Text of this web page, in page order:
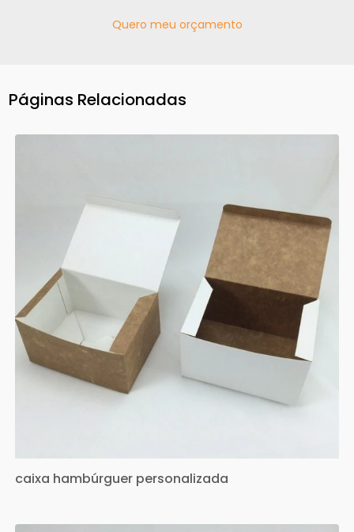
Quero meu orçamento
Páginas Relacionadas
caixa hambúrguer personalizada